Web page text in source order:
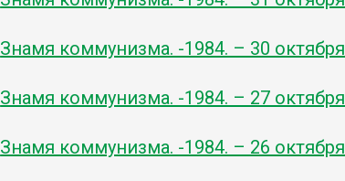
Знамя коммунизма. -1984. – 30 октября
Знамя коммунизма. -1984. – 27 октября
Знамя коммунизма. -1984. – 26 октября